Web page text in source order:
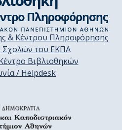
& Κέντρου Πληροφόρησης
Σχολών του ΕΚΠΑ
Βιβλιοθηκών
/ Helpdesk